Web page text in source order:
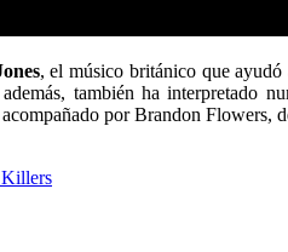
, el músico británico que ayudó
también ha interpretado
por Brandon Flowers,